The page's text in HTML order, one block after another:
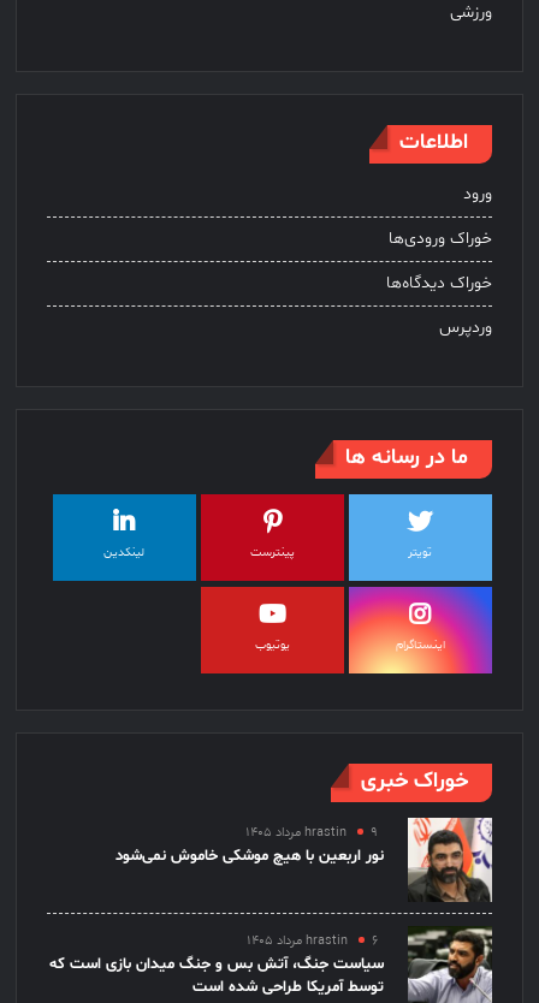
ورزشی
اطلاعات
ورود
خوراک ورودی‌ها
خوراک دیدگاه‌ها
وردپرس
ما در رسانه ها
تویتر پینترست لینکدین
اینستاگرام یوتیوب
خوراک خبری
hrastin ۹ مرداد ۱۴۰۵
نور اربعین با هیچ موشکی خاموش نمی‌شود
hrastin ۶ مرداد ۱۴۰۵
سیاست جنگ، آتش بس و جنگ میدان بازی است که
توسط آمریکا طراحی شده است